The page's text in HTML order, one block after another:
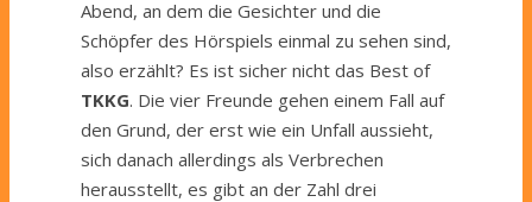
Abend, an dem die Gesichter und die
Schöpfer des Hörspiels einmal zu sehen sind,
also erzählt? Es ist sicher nicht das Best of
TKKG. Die vier Freunde gehen einem Fall auf
den Grund, der erst wie ein Unfall aussieht,
sich danach allerdings als Verbrechen
herausstellt, es gibt an der Zahl drei